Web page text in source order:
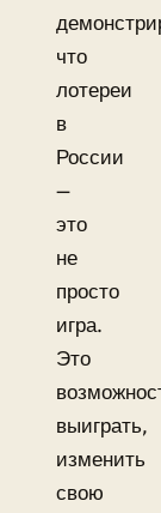
что
лотереи
в
России
—
это
не
просто
игра.
Это
выиграть,
изменить
свою